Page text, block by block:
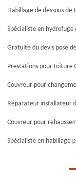
Habillage de dessous
Spécialiste en
Gratuité du devis pose
Prestations pour toiture
Couvreur pour
Réparateur installateur
Couvreur pour
Spécialiste en habillage